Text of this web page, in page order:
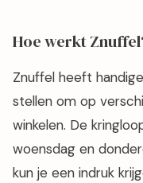
Hoe werkt
Znuffel heeft
stellen om op
winkelen. De
woensdag en
kun je een indruk